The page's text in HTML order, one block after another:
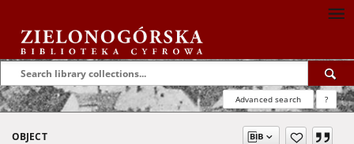
Advanced search ?
OBJECT